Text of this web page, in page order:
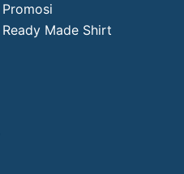
Promosi
Ready Made Shirt